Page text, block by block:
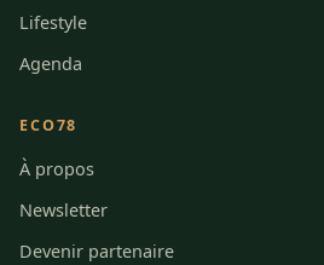
Lifestyle
Agenda
ECO78
À propos
Newsletter
Devenir partenaire